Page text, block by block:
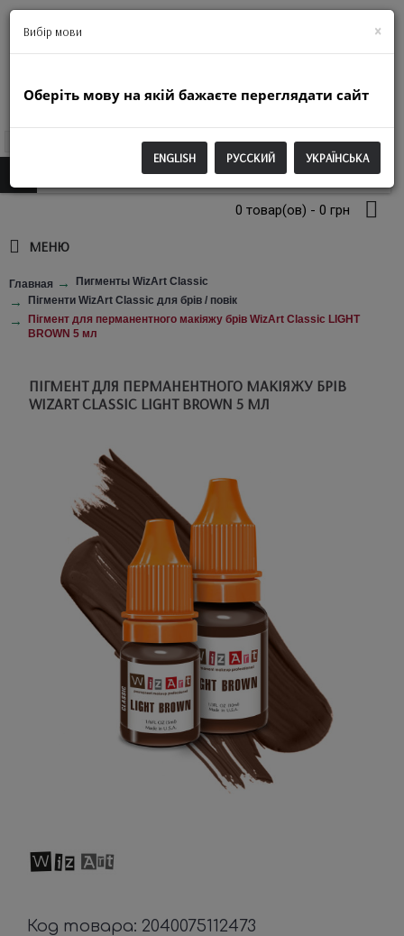
0 товар(ов) - 0 грн
МЕНЮ
Главная
Пигменты WizArt Classic
Пігменти WizArt Classic для брів / повік
Пігмент для перманентного макіяжу брів WizArt Classic LIGHT
BROWN 5 мл
ПІГМЕНТ ДЛЯ ПЕРМАНЕНТНОГО МАКІЯЖУ БРІВ
WIZART CLASSIC LIGHT BROWN 5 МЛ
Код товара: 2040075112473
Вибір мови ×
Оберіть мову на якій бажаєте переглядати сайт
ENGLISH РУССКИЙ УКРАЇНСЬКА